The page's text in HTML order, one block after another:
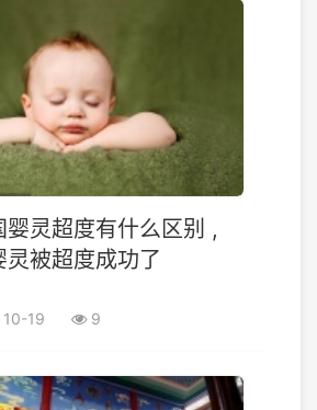
婴灵超度有什么区别 ,
灵被超度成功了
10-19 9